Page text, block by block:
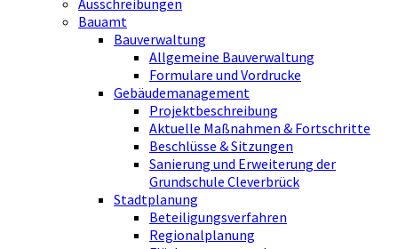
Bauamt
Bauverwaltung
Allgemeine Bauverwaltung
Formulare und Vordrucke
Gebäudemanagement
Projektbeschreibung
Aktuelle Maßnahmen & Fortschritte
Beschlüsse & Sitzungen
Sanierung und Erweiterung der
Grundschule Cleverbrück
Stadtplanung
Beteiligungsverfahren
Regionalplanung